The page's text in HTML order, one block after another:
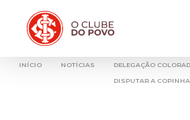
INÍCIO NOTÍCIAS
DELEGAÇÃO
DISPUTAR A